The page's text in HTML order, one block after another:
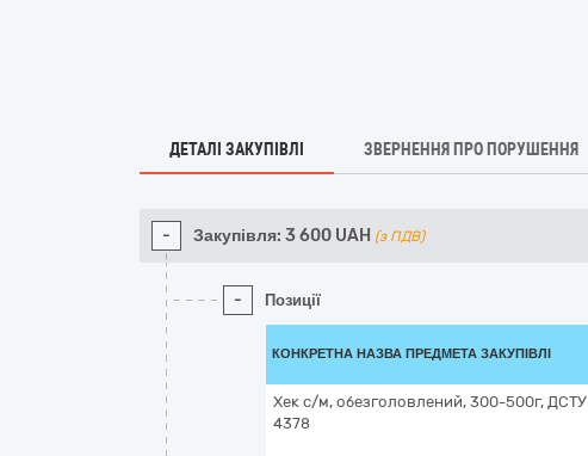
ДЕТАЛІ ЗАКУПІВЛІ ЗВЕРНЕННЯ ПРО ПОРУШЕННЯ
- Закупівля: 3 600 UAH (з ПДВ)
- Позиції
КОНКРЕТНА НАЗВА ПРЕДМЕТА ЗАКУПІВЛІ
Хек с/м, обезголовлений, 300-500г, ДСТУ
4378